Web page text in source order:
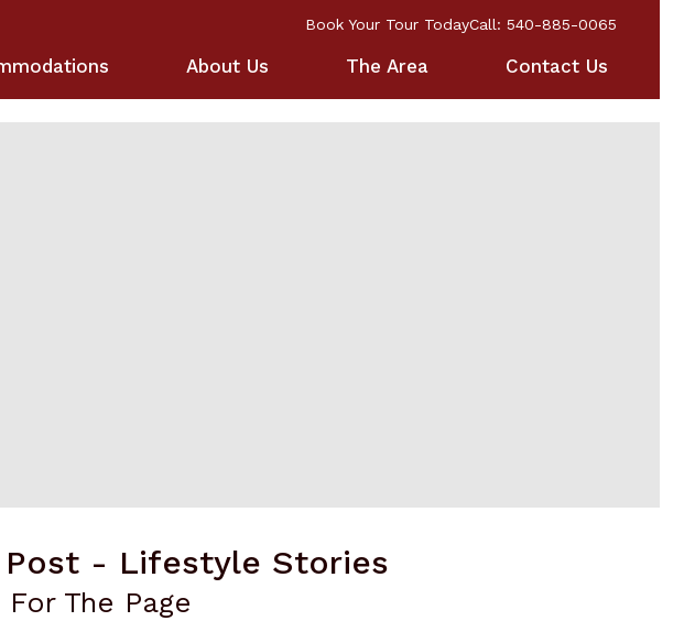
About Us The Area Contact Us
Book Your Tour TodayCall: 540-885-0065
Post - Lifestyle Stories
The Page